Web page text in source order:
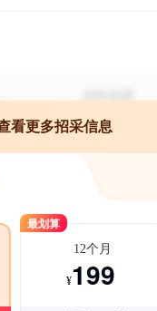
看更多招采信息
最划算
12个月
¥199